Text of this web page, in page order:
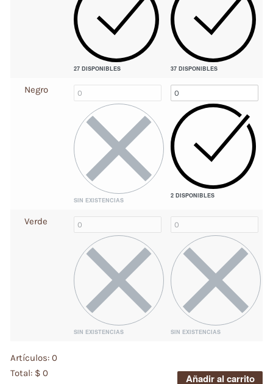
27 DISPONIBLES 37 DISPONIBLES
Negro
SIN EXISTENCIAS
2 DISPONIBLES
Verde
SIN EXISTENCIAS SIN EXISTENCIAS
Artículos: 0
Total: $ 0
Añadir al carrito